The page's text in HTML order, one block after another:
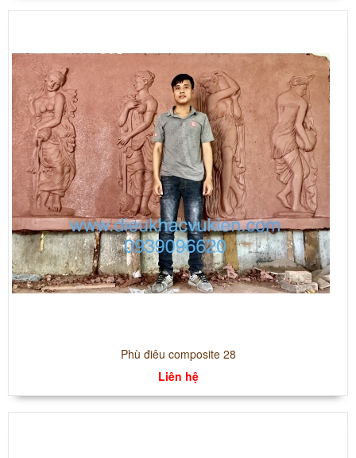
Phù điêu composite 28
Liên hệ